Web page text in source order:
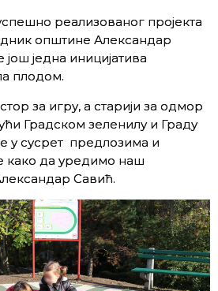
реализованог пројекта
општине Александар
једна иницијатива
плодом.
за игру, а старији за одмор
Градском зеленилу и Граду
у сусрет предлозима и
како да уредимо наш
Савић.